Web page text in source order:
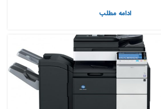
ادامه مطلب